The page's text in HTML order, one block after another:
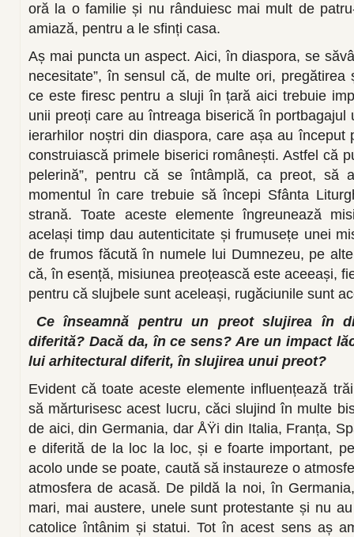
oră la o familie și nu rânduiesc mai mult de
amiază, pentru a le sfinți casa.
Aș mai puncta un aspect. Aici, în diaspora, se
necesitate”, în sensul că, de multe ori,
ce este firesc pentru a sluji în țară aici trebuie
unii preoți care au întreaga biserică în portbagajul
ierarhilor noștri din diaspora, care așa au început
construiască primele biserici românești. Astfel că
pelerină”, pentru că se întâmplă, ca preot, să
momentul în care trebuie să începi Sfânta
strană. Toate aceste elemente îngreunează
același timp dau autenticitate și frumusețe unei
de frumos făcută în numele lui Dumnezeu, pe
că, în esență, misiunea preoțească este aceeași,
pentru că slujbele sunt aceleași, rugăciunile sunt
Ce înseamnă pentru un preot slujirea în
diferită? Dacă da, în ce sens? Are un impact
lui arhitectural diferit, în slujirea unui preot?
Evident că toate aceste elemente influențează
să mărturisesc acest lucru, căci slujind în multe
de aici, din Germania, dar ÅŸi din Italia, Franța,
e diferită de la loc la loc, și e foarte important,
acolo unde se poate, caută să instaureze o
atmosfera de acasă. De pildă la noi, în
mari, mai austere, unele sunt protestante și nu
catolice întânim și statui. Tot în acest sens aș